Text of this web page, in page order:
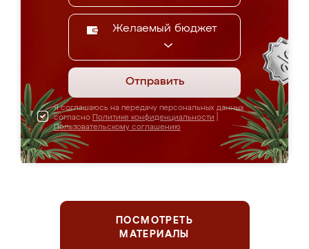
Желаемый бюджет
Отправить
Я соглашаюсь на передачу персональных данных
согласно Политике конфиденциальности
Пользовательскому соглашению
ПОСМОТРЕТЬ
МАТЕРИАЛЫ